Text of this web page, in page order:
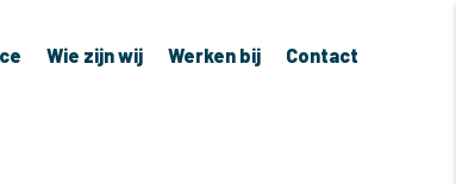
Wie zijn wij Werken bij Contact